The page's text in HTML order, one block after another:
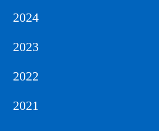
2024
2023
2022
2021